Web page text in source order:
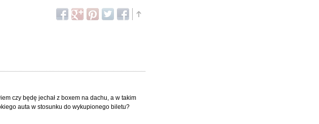
czy będę jechał z boxem na dachu, a w takim
auta w stosunku do wykupionego biletu?